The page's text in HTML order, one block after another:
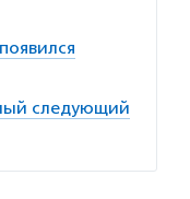
следующий